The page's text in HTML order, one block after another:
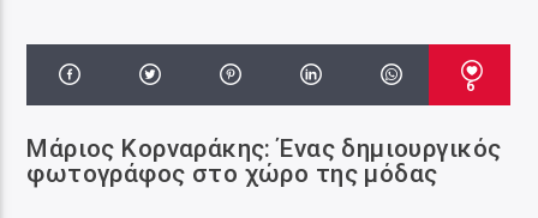
6
Μάριος Κορναράκης: Ένας δημιουργικός
φωτογράφος στο χώρο της μόδας